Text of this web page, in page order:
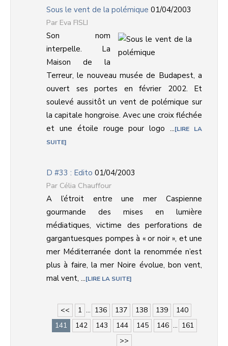
Sous le vent de la polémique 01/04/2003
Eva FISLI
Son nom
interpelle. La
Maison de la
Terreur, le nouveau musée de Budapest, a
ouvert ses portes en février 2002. Et
soulevé aussitôt un vent de polémique sur
la capitale hongroise. Avec une croix fléchée
et une étoile rouge pour logo ... LIRE LA
SUITE
D #33 : Edito 01/04/2003
Célia Chauffour
A l’étroit entre une mer Caspienne
gourmande des mises en lumière
médiatiques, victime des perforations de
gargantuesques pompes à « or noir », et une
mer Méditerranée dont la renommée n’est
plus à faire, la mer Noire évolue, bon vent,
mal vent, ... LIRE LA SUITE
<< 1 ... 136 137 138 139
140
141
142 143 144 145 146 ... 161
>>